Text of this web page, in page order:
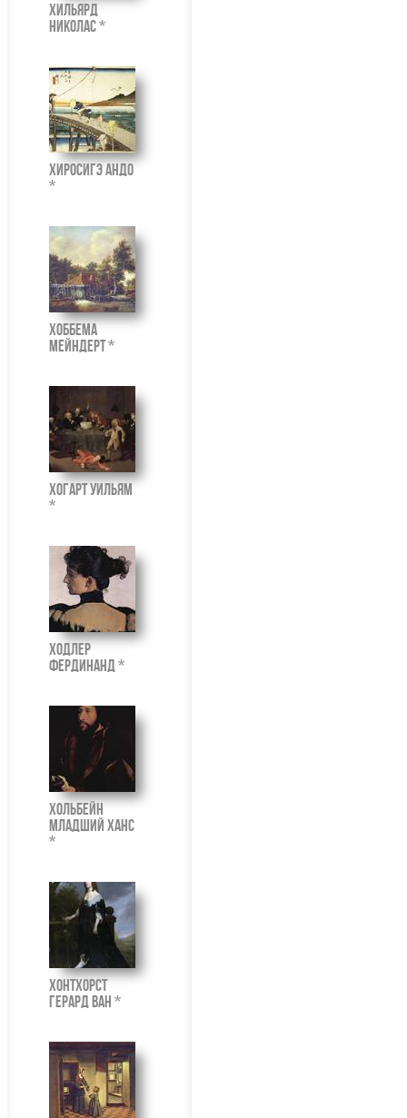
Хильярд
Николас *
Хиросигэ Андо
*
Хоббема
Мейндерт *
Хогарт Уильям
*
Ходлер
Фердинанд *
Хольбейн
Младший Ханс
*
Хонтхорст
Герард ван *